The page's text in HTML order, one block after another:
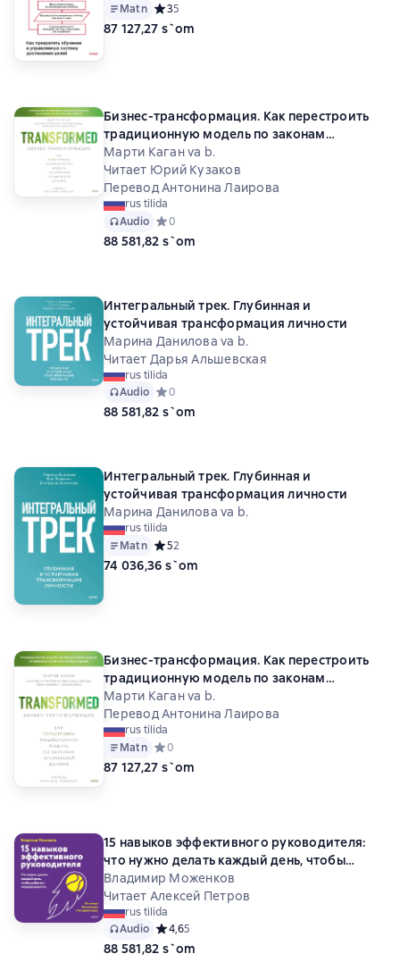
Matn Средний рейтинг 3 на основе 5 оценок
35
87 127,27 s`om
Бизнес-трансформация. Как перестроить
традиционную модель по законам
Кремниевой долины
Марти Каган va b.
Читает Юрий Кузаков
Перевод Антонина Лаирова
rus tilida
Audio Средний рейтинг 0 на основе 0 оценок
0
88 581,82 s`om
Интегральный трек. Глубинная и
устойчивая трансформация личности
Марина Данилова va b.
Читает Дарья Альшевская
rus tilida
Audio Средний рейтинг 0 на основе 0 оценок
0
88 581,82 s`om
Интегральный трек. Глубинная и
устойчивая трансформация личности
Марина Данилова va b.
rus tilida
Matn Средний рейтинг 5 на основе 2 оценок
52
74 036,36 s`om
Бизнес-трансформация. Как перестроить
традиционную модель по законам
Кремниевой долины
Марти Каган va b.
Перевод Антонина Лаирова
rus tilida
Matn Средний рейтинг 0 на основе 0 оценок
0
87 127,27 s`om
15 навыков эффективного руководителя:
что нужно делать каждый день, чтобы
добиться сверхрезультата
Владимир Моженков
Читает Алексей Петров
rus tilida
Audio Средний рейтинг 4,6 на основе 5 оценок
4,65
88 581,82 s`om